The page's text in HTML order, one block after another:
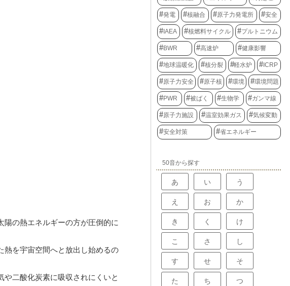
の熱エネルギーの方が圧倒的に
熱を宇宙空間へと放出し始めるの
二酸化炭素に吸収されにくいと
発電 核融合 原子力発電所 安全
IAEA 核燃料サイクル プルトニウム
BWR 高速炉 健康影響
地球温暖化 核分裂 軽水炉 ICRP
原子力安全 原子核 環境 環境問題
PWR 被ばく 生物学 ガンマ線
原子力施設 温室効果ガス 気候変動
安全対策 省エネルギー
50音から探す
あ い う
え お か
き く け
こ さ し
す せ そ
た ち つ